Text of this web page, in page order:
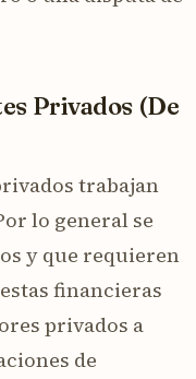
Privados (De
trabajan
lo general se
y que requieren
financieras
privados a
de